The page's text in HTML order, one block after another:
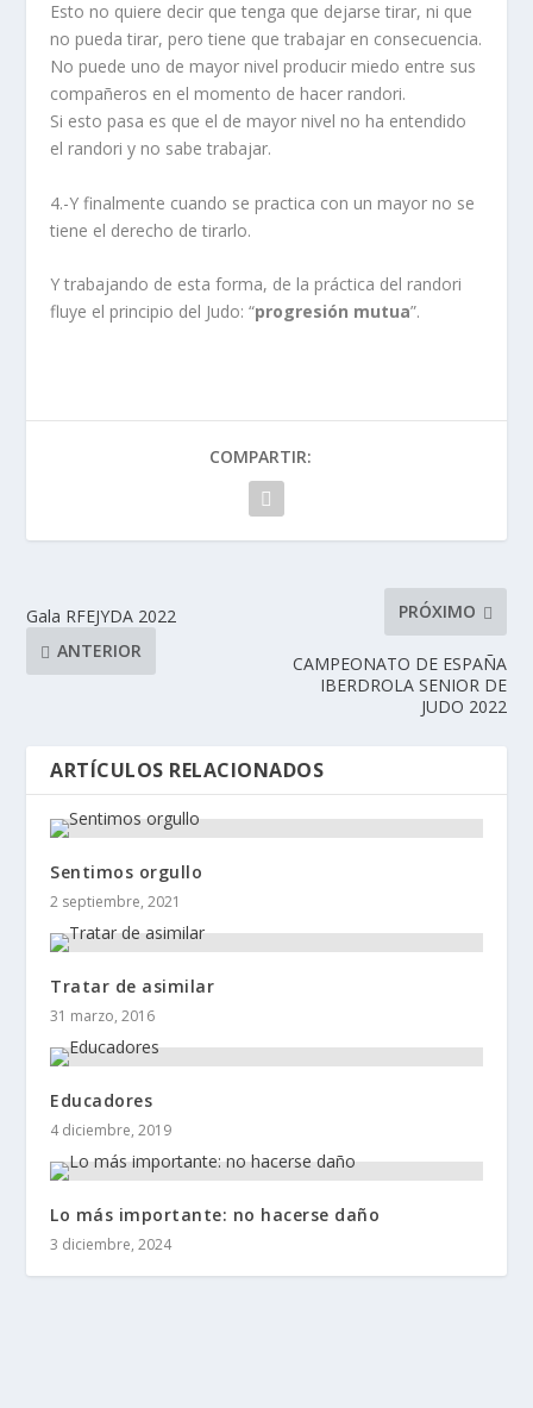
Esto no quiere decir que tenga que dejarse tirar, ni que
no pueda tirar, pero tiene que trabajar en consecuencia.
No puede uno de mayor nivel producir miedo entre sus
compañeros en el momento de hacer randori.
Si esto pasa es que el de mayor nivel no ha entendido
el randori y no sabe trabajar.
4.-Y finalmente cuando se practica con un mayor no se
tiene el derecho de tirarlo.
Y trabajando de esta forma, de la práctica del randori
fluye el principio del Judo: “progresión mutua”.
COMPARTIR:
Gala RFEJYDA 2022
ANTERIOR
PRÓXIMO
CAMPEONATO DE ESPAÑA
IBERDROLA SENIOR DE
JUDO 2022
ARTÍCULOS RELACIONADOS
Sentimos orgullo
2 septiembre, 2021
Tratar de asimilar
31 marzo, 2016
Educadores
4 diciembre, 2019
Lo más importante: no hacerse daño
3 diciembre, 2024